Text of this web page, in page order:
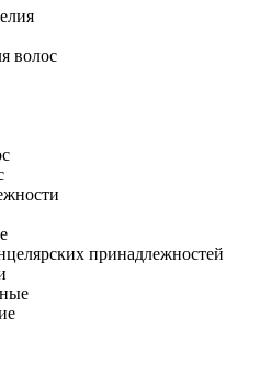
волос
принадлежностей